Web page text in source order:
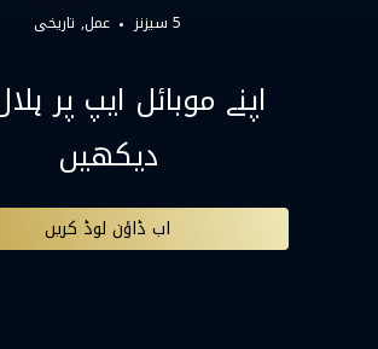
5 سیزنز عمل تاریخی
اپنے موبائل ایپ پر
دیکھیں
اب ڈاؤن لوڈ کریں